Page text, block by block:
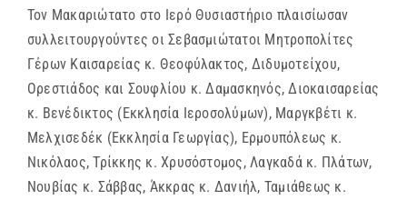
Τον Μακαριώτατο στο Ιερό Θυσιαστήριο πλαισίωσαν
συλλειτουργούντες οι Σεβασμιώτατοι Μητροπολίτες
Γέρων Καισαρείας κ. Θεοφύλακτος, Διδυμοτείχου,
Ορεστιάδος και Σουφλίου κ. Δαμασκηνός, Διοκαισαρείας
κ. Βενέδικτος (Εκκλησία Ιεροσολύμων), Μαργκβέτι κ.
Μελχισεδέκ (Εκκλησία Γεωργίας), Ερμουπόλεως κ.
Νικόλαος, Τρίκκης κ. Χρυσόστομος, Λαγκαδά κ. Πλάτων,
Νουβίας κ. Σάββας, Άκκρας κ. Δανιήλ, Ταμιάθεως κ.